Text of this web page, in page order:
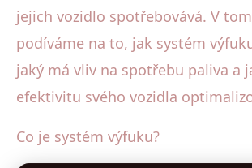
jejich vozidlo spotřebovává. V
podíváme na to, jak systém
jaký má vliv na spotřebu paliva a
efektivitu svého vozidla
Co je systém výfuku?